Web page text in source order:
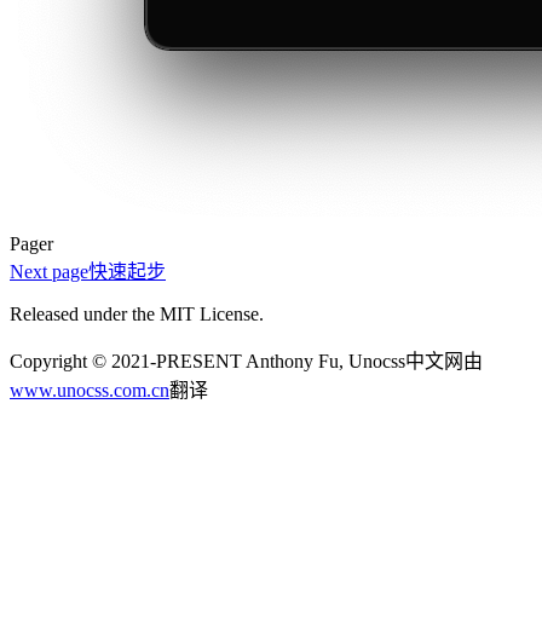
Pager
Next page快速起步
Released under the MIT License.
Copyright © 2021-PRESENT Anthony Fu, Unocss中文网由
www.unocss.com.cn翻译